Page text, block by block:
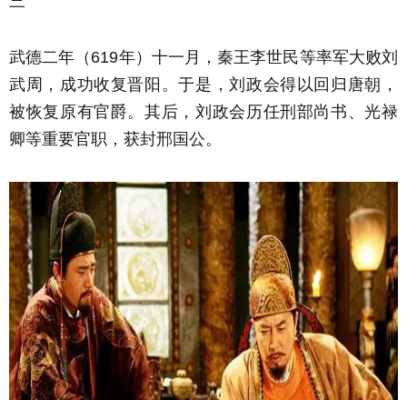
武德二年（619年）十一月，秦王李世民等率军大败刘
武周，成功收复晋阳。于是，刘政会得以回归唐朝，
被恢复原有官爵。其后，刘政会历任刑部尚书、光禄
卿等重要官职，获封邢国公。